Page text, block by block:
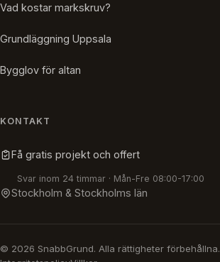
Vad kostar markskruv?
Grundläggning Uppsala
Bygglov för altan
KONTAKT
Få gratis projekt och offert
Svar inom 24 timmar · Mån-Fre 08:00-17:00
Stockholm & Stockholms län
© 2026 SnabbGrund. Alla rättigheter förbehållna.